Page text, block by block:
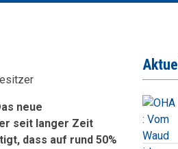
neue
seit langer Zeit
dass auf rund 50%